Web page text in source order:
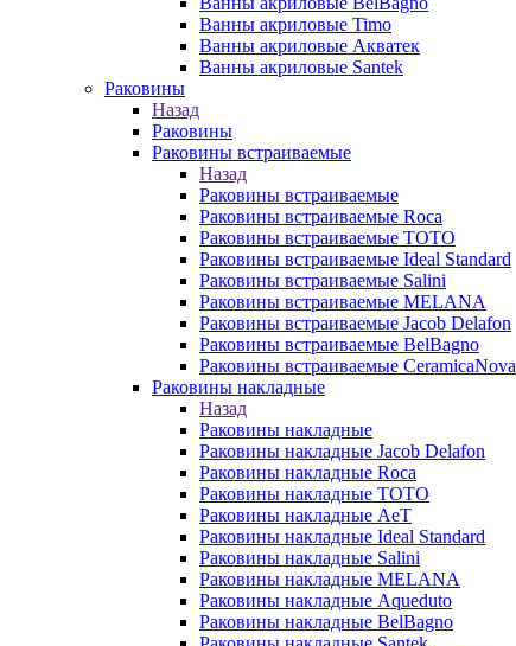
Ванны акриловые Timo
Ванны акриловые Акватек
Ванны акриловые Santek
Раковины
Назад
Раковины
Раковины встраиваемые
Назад
Раковины встраиваемые
Раковины встраиваемые Roca
Раковины встраиваемые TOTO
Раковины встраиваемые Ideal Standard
Раковины встраиваемые Salini
Раковины встраиваемые MELANA
Раковины встраиваемые Jacob Delafon
Раковины встраиваемые BelBagno
Раковины встраиваемые CeramicaNova
Раковины накладные
Назад
Раковины накладные
Раковины накладные Jacob Delafon
Раковины накладные Roca
Раковины накладные TOTO
Раковины накладные AeT
Раковины накладные Ideal Standard
Раковины накладные Salini
Раковины накладные MELANA
Раковины накладные Aqueduto
Раковины накладные BelBagno